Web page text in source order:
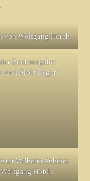
von Wolfgang Horch
Buchausgabe:
und Alois Degen
Wilhelm Anheier
Horch